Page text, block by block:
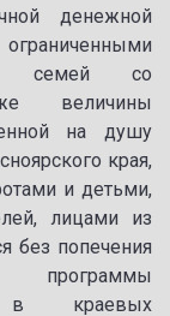
денежной
семей со
величины
на душу
края,
и детьми,
лицами из
без попечения
в краевых